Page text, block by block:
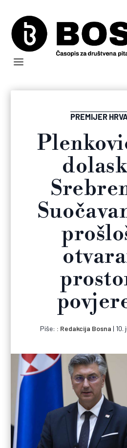
PREMIJER
Piše: Redakcija Bosna | 10.